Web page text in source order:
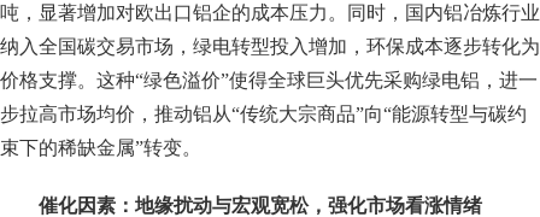
吨，显著增加对欧出口铝企的成本压力。同时，国内铝冶炼行业
纳入全国碳交易市场，绿电转型投入增加，环保成本逐步转化为
价格支撑。这种“绿色溢价”使得全球巨头优先采购绿电铝，进一
步拉高市场均价，推动铝从“传统大宗商品”向“能源转型与碳约
束下的稀缺金属”转变。
催化因素：地缘扰动与宏观宽松，强化市场看涨情绪